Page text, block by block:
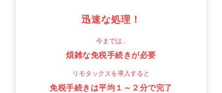
迅速な処理！
今までは…
煩雑な免税手続きが必要
リモタックスを導入すると
免税手続きは平均１～２分で完了